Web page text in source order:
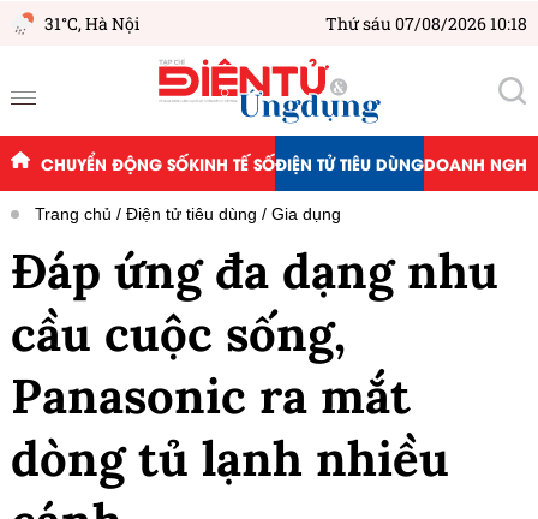
31°C,Hà Nội Thứ sáu 07/08/2026 10:18
CHUYỂN ĐỘNG SỐKINH TẾ SỐĐIỆN TỬ TIÊU DÙNGDOANH
Trang chủ Điện tử tiêu dùng Gia dụng
Đáp ứng đa dạng nhu
cầu cuộc sống,
Panasonic ra mắt
dòng tủ lạnh nhiều